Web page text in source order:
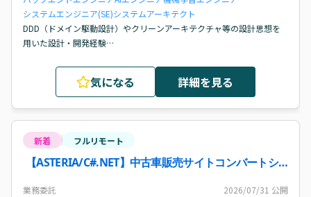
システムエンジニア(SE)システムアーキテクト
DDD（ドメイン駆動設計）やクリーンアーキテクチャ等の設計思想を
用いた設計・開発経験
Claude等のAIを活用した設計、開発の経験
上記ご経験に対して、しっかりと技術的なご説明が可能な方
気になる 詳細を見る
新着 フルリモート
【ASTERIA/C#.NET】中古車販売サイトコンバートシ
業務委託 2026/07/31 公開